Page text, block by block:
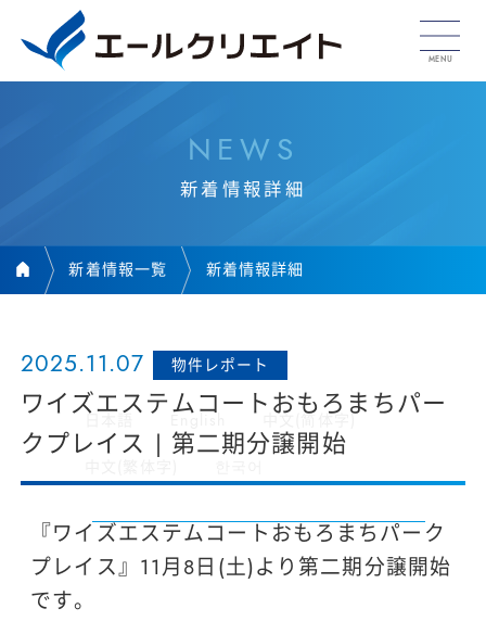
日本語 English 中文(简体字)
新着情報詳細
N EWS
新着情報一覧 新着情報詳細
2025.11.07 物件レポート
ワイズエステムコートおもろまちパー
クプレイス | 第二期分譲開始
『ワイズエステムコートおもろまちパーク
プレイス』11月8日(土)より第二期分譲開始
です。